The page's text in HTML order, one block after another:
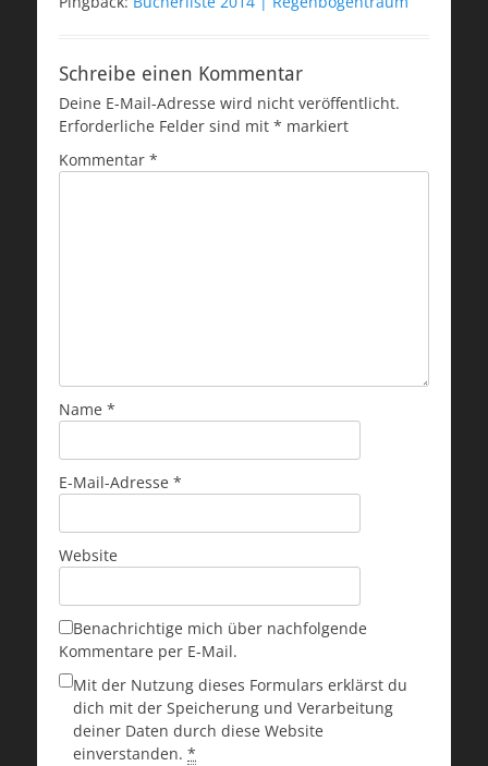
Schreibe einen Kommentar
Deine E-Mail-Adresse wird nicht veröffentlicht.
Erforderliche Felder sind mit * markiert
Kommentar *
Name *
E-Mail-Adresse *
Website
Benachrichtige mich über nachfolgende
Kommentare per E-Mail.
Mit der Nutzung dieses Formulars erklärst du
dich mit der Speicherung und Verarbeitung
deiner Daten durch diese Website
einverstanden. *